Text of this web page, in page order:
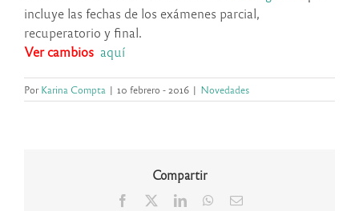
incluye las fechas de los exámenes parcial,
recuperatorio y final.
Ver cambios aquí
PorKarina Compta | 10 febrero - 2016 | Novedades
Compartir
Facebook LinkedInWhatsApp
Correo